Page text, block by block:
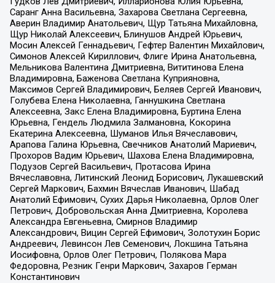
Саранг Анна Васильевна, Захарова Светлана Сергеевна,
Аверин Владимир Анатольевич, Щур Татьяна Михайловна,
Щур Николай Алексеевич, Блинушов Андрей Юрьевич,
Мосин Алексей Геннадьевич, Гефтер Валентин Михайлович,
Симонов Алексей Кириллович, Флиге Ирина Анатольевна,
Мельникова Валентина Дмитриевна, Вититинова Елена
Владимировна, Баженова Светлана Куприяновна,
Максимов Сергей Владимирович, Беляев Сергей Иванович,
Голубева Елена Николаевна, Ганнушкина Светлана
Алексеевна, Закс Елена Владимировна, Буртина Елена
Юрьевна, Гендель Людмила Залмановна, Кокорина
Екатерина Алексеевна, Шуманов Илья Вячеславович,
Арапова Галина Юрьевна, Свечников Анатолий Мариевич,
Прохоров Вадим Юрьевич, Шахова Елена Владимировна,
Подузов Сергей Васильевич, Протасова Ирина
Вячеславовна, Литинский Леонид Борисович, Лукашевский
Сергей Маркович, Бахмин Вячеслав Иванович, Шабад
Анатолий Ефимович, Сухих Дарья Николаевна, Орлов Олег
Петрович, Добровольская Анна Дмитриевна, Королева
Александра Евгеньевна, Смирнов Владимир
Александрович, Вицин Сергей Ефимович, Золотухин Борис
Андреевич, Левинсон Лев Семенович, Локшина Татьяна
Иосифовна, Орлов Олег Петрович, Полякова Мара
Федоровна, Резник Генри Маркович, Захаров Герман
Константинович